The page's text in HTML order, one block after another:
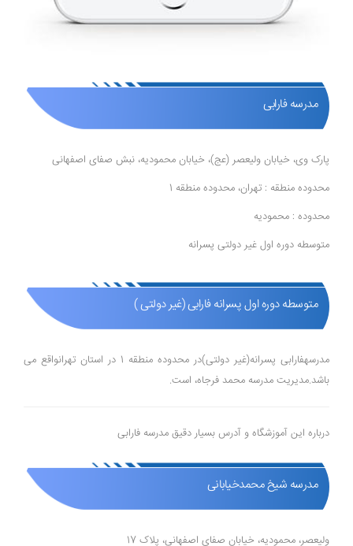
مدرسه فارابی
پارک وی، خیابان ولیعصر (عج)، خیابان محمودیه، نبش صفای اصفهانی
محدوده منطقه : تهران، محدوده منطقه 1
محدوده : محمودیه
متوسطه دوره اول غیر دولتی پسرانه
متوسطه دوره اول پسرانه فارابی (غیر دولتی )
مدرسهفارابی پسرانه(غیر دولتی)در محدوده منطقه 1 در استان تهرانواقع می
باشد.مدیریت مدرسه محمد فرجاه، است.
درباره این آموزشگاه و آدرس بسیار دقیق مدرسه فارابی
مدرسه شیخ محمدخیابانی
ولیعصر، محمودیه، خیابان صفای اصفهانی، پلاک 17